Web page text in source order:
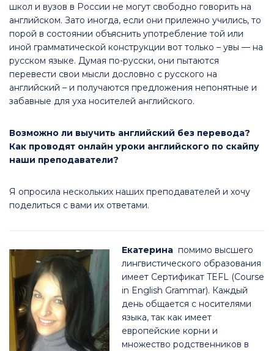
школ и вузов в России не могут свободно говорить на
английском. Зато иногда, если они прилежно учились, то
порой в состоянии объяснить употребление той или
иной грамматической конструкции вот только – увы — на
русском языке. Думая по-русски, они пытаются
перевести свои мысли дословно с русского на
английский – и получаются предложения непонятные и
забавные для уха носителей английского.
Возможно ли выучить английский без перевода?
Как проводят онлайн уроки английского по скайпу
наши преподаватели?
Я опросила нескольких наших преподавателей и хочу
поделиться с вами их ответами.
Екатерина помимо высшего
лингвистического образования
имеет Сертификат TEFL (Course
in English Grammar). Каждый
день общается с носителями
языка, так как имеет
европейские корни и
множество родственников в